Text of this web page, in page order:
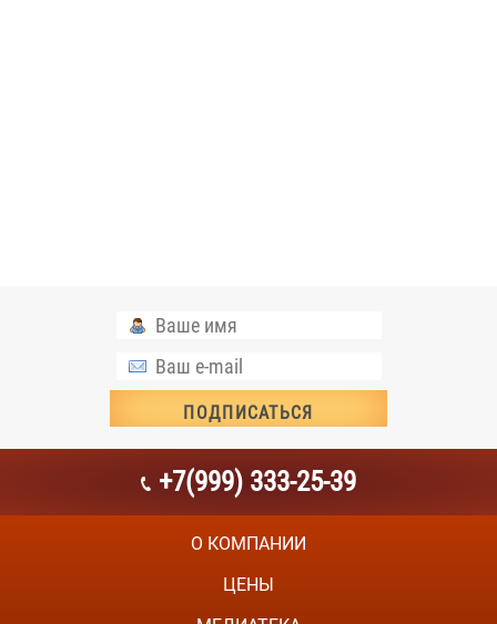
+7(999) 333-25-39
О КОМПАНИИ
ЦЕНЫ